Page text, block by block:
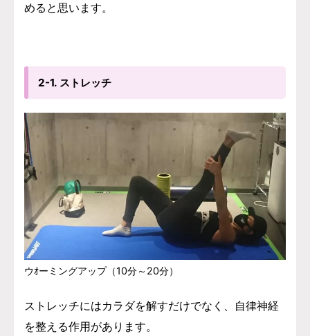
めると思います。
2-1. ストレッチ
ウｵーミングアップ（10分～20分）
ストレッチにはカラダを解すだけでなく、自律神経
を整える作用があります。